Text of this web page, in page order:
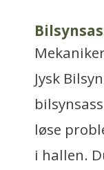
Jysk
løse
i hallen.